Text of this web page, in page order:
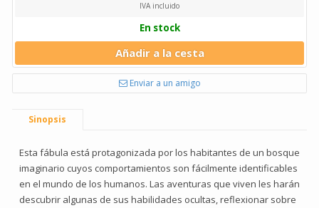
IVA incluido
En stock
Añadir a la cesta
Enviar a un amigo
Sinopsis
Esta fábula está protagonizada por los habitantes de un bosque
imaginario cuyos comportamientos son fácilmente identificables
en el mundo de los humanos. Las aventuras que viven les harán
descubrir algunas de sus habilidades ocultas, reflexionar sobre